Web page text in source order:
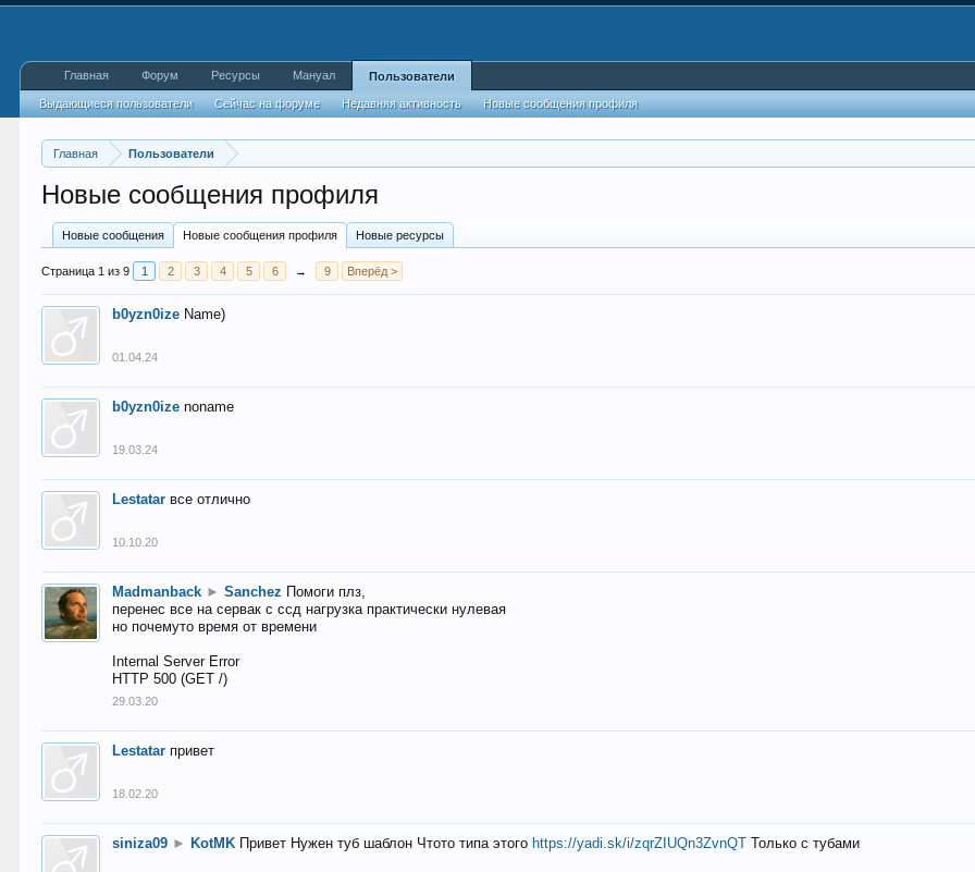
Главная Пользователи
Новые сообщения профиля
Новые сообщения Новые сообщения профиля Новые ресурсы
Страница 1 из 9 1 2 3 4 5 6 → 9 Вперёд >
b0yzn0ize Name)
01.04.24
b0yzn0ize noname
19.03.24
Lestatar все отлично
10.10.20
Madmanback ► Sanchez Помоги плз,
перенес все на сервак с ссд нагрузка практически нулевая
но почемуто время от времени
Internal Server Error
HTTP 500 (GET /)
29.03.20
Lestatar привет
18.02.20
siniza09 ► KotMK Привет Нужен туб шаблон Чтото типа этого https://yadi.sk/i/zqrZIUQn3ZvnQT Только с тубами
Главная Форум Ресурсы Мануал Пользователи
Выдающиеся пользователи Сейчас на форуме Недавняя активность Новые сообщения профиля